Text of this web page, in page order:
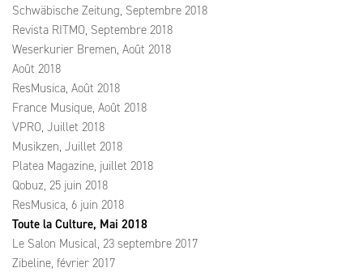
Schwäbische Zeitung, Septembre 2018
Revista RITMO, Septembre 2018
Weserkurier Bremen, Août 2018
Août 2018
ResMusica, Août 2018
France Musique, Août 2018
VPRO, Juillet 2018
Musikzen, Juillet 2018
Platea Magazine, juillet 2018
Qobuz, 25 juin 2018
ResMusica, 6 juin 2018
Toute la Culture, Mai 2018
Le Salon Musical, 23 septembre 2017
Zibeline, février 2017